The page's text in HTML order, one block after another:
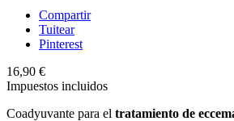
Compartir
Tuitear
Pinterest
16,90 €
Impuestos incluidos
Coadyuvante para el tratamiento de